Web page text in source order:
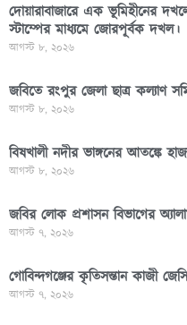
দোয়ারাবাজারে এক ভূমিহীনের
স্টাম্পের মাধ্যমে জোরপূর্বক দখল।
আগস্ট ৮, ২০২৬
জবিতে রংপুর জেলা ছাত্র কল্যাণ
আগস্ট ৮, ২০২৬
বিষখালী নদীর ভাঙ্গনের আতঙ্কে
আগস্ট ৮, ২০২৬
জবির লোক প্রশাসন বিভাগের
আগস্ট ৭, ২০২৬
গোবিন্দগঞ্জের কৃতিসন্তান কাজী
আগস্ট ৭, ২০২৬